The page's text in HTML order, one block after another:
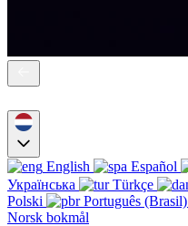
English Español
Українська
Türkçe
Polski
Português (Brasil)
Norsk bokmål